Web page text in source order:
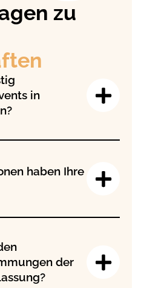
zu
in
haben Ihre
der